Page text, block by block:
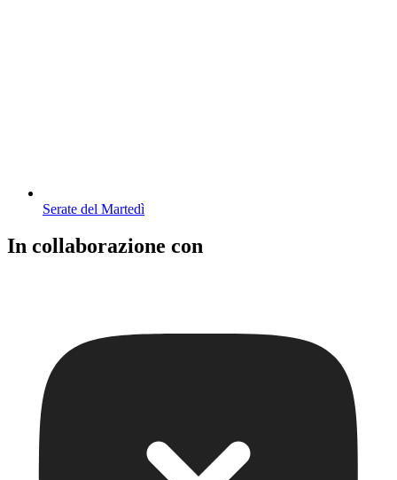
Serate del Martedì
In collaborazione con